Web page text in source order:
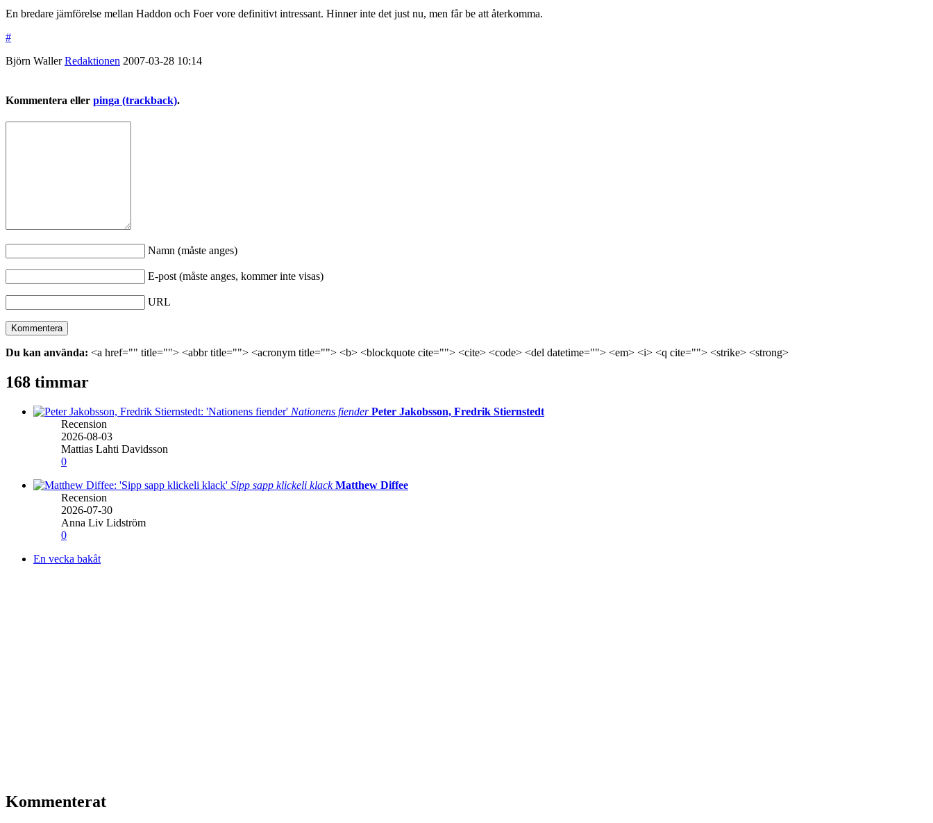
En bredare jämförelse mellan Haddon och Foer vore definitivt intressant. Hinner inte det just nu, men får be att återkomma.
#
Björn Waller Redaktionen 2007-03-28 10:14
Kommentera eller pinga (trackback).
Namn (måste anges)
E-post (måste anges, kommer inte visas)
URL
Du kan använda: <a href="" title=""> <abbr title=""> <acronym title=""> <b> <blockquote cite=""> <cite> <code> <del datetime=""> <em> <i> <q cite=""> <strike> <strong>
168 timmar
Nationens fiender Peter Jakobsson, Fredrik Stiernstedt
Recension
2026-08-03
Mattias Lahti Davidsson
0
Sipp sapp klickeli klack Matthew Diffee
Recension
2026-07-30
Anna Liv Lidström
0
En vecka bakåt
Kommenterat